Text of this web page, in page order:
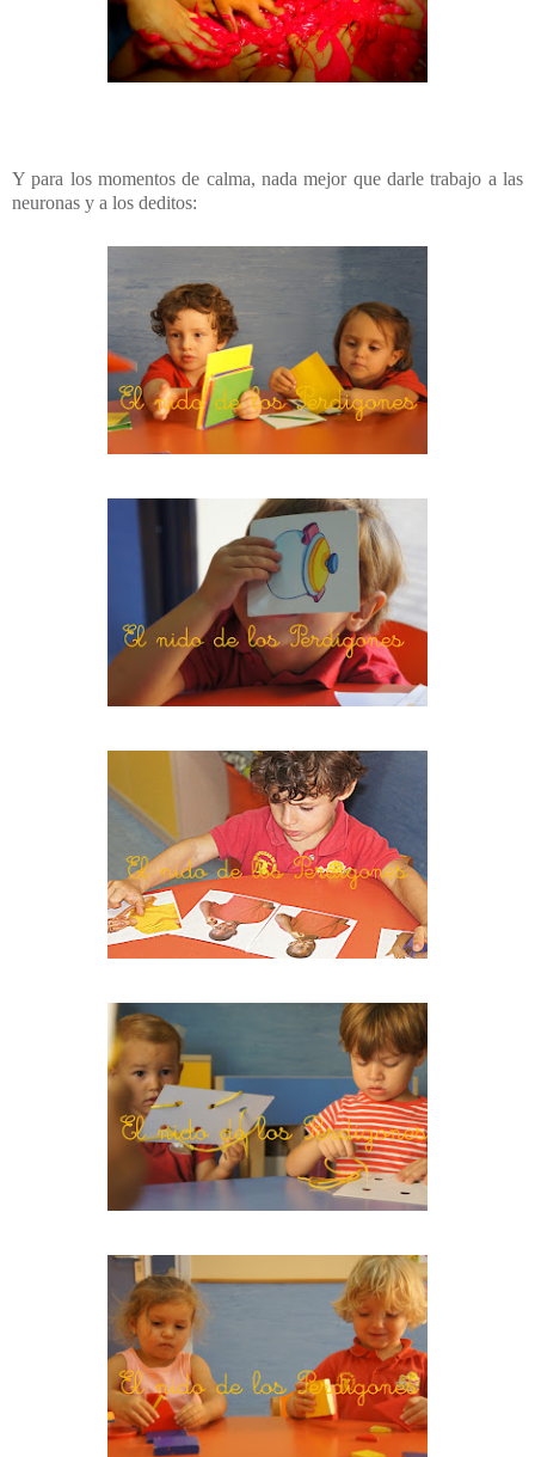
Y para los momentos de calma, nada mejor que darle trabajo a las
neuronas y a los deditos: